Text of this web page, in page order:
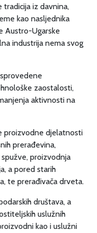
iz davnina,
kao nasljednika
Austro-Ugarske
industrija nema svog
zaostalosti,
aktivnosti na
proizvodne djelatnosti
prerađevina,
proizvodnja
a pored starih
te prerađivača drveta.
društava, a
uslužnih
kao i uslužni